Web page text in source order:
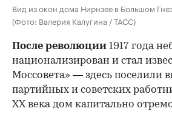
Вид из окон дома Нирнзее в Большом
(Фото: Валерия Калугина / ТАСС)
После революции 1917 года
национализирован и стал
Моссовета» — здесь поселили
партийных и советских
ХХ века дом капитально